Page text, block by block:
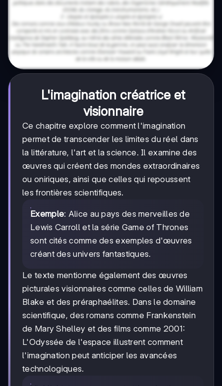
L'imagination créatrice et
visionnaire
Ce chapitre explore comment l'imagination
permet de transcender les limites du réel dans
la littérature, l'art et la science. Il examine des
œuvres qui créent des mondes extraordinaires
ou oniriques, ainsi que celles qui repoussent
les frontières scientifiques.
Exemple: Alice au pays des merveilles de
Lewis Carroll et la série Game of Thrones
sont cités comme des exemples d'œuvres
créant des univers fantastiques.
Le texte mentionne également des œuvres
picturales visionnaires comme celles de William
Blake et des préraphaélites. Dans le domaine
scientifique, des romans comme Frankenstein
de Mary Shelley et des films comme 2001:
L'Odyssée de l'espace illustrent comment
l'imagination peut anticiper les avancées
technologiques.